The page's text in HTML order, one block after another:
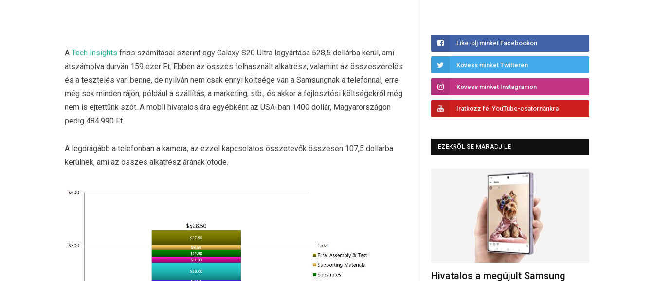
A Tech Insights friss számításai szerint egy Galaxy S20 Ultra legyártása 528,5 dollárba kerül, ami
átszámolva durván 159 ezer Ft. Ebben az összes felhasznált alkatrész, valamint az összeszerelés
és a tesztelés van benne, de nyilván nem csak ennyi költsége van a Samsungnak a telefonnal, erre
még sok minden rájön, például a szállítás, a marketing, stb., és akkor a fejlesztési költségekről még
nem is ejtettünk szót. A mobil hivatalos ára egyébként az USA-ban 1400 dollár, Magyarországon
pedig 484.990 Ft.
A legdrágább a telefonban a kamera, az ezzel kapcsolatos összetevők összesen 107,5 dollárba
kerülnek, ami az összes alkatrész árának ötöde.
Like-olj minket Facebookon
Kövess minket Twitteren
Kövess minket Instagramon
Iratkozz fel YouTube-csatornánkra
EZEKRŐL SE MARADJ LE
Hivatalos a megújult Samsung